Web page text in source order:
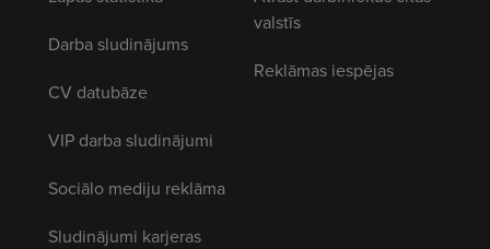
Darba sludinājums
CV datubāze
VIP darba sludinājumi
Sociālo mediju reklāma
Sludinājumi karjeras
valstīs
Reklāmas iespējas